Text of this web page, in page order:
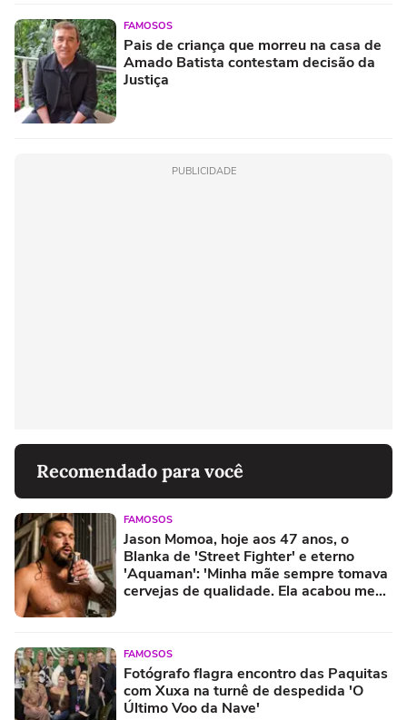
FAMOSOS
Pais de criança que morreu na casa de
Amado Batista contestam decisão da
Justiça
PUBLICIDADE
Recomendado para você
FAMOSOS
Jason Momoa, hoje aos 47 anos, o
Blanka de 'Street Fighter' e eterno
'Aquaman': 'Minha mãe sempre tomava
cervejas de qualidade. Ela acabou me
FAMOSOS
Fotógrafo flagra encontro das Paquitas
com Xuxa na turnê de despedida 'O
Último Voo da Nave'